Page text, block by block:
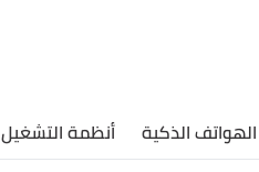
الهواتف الذكية أنظمة التشغيل